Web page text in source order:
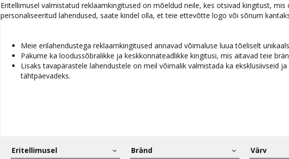
Eritellimusel valmistatud reklaamkingitused on mõeldud neile, kes otsivad kingitust,
personaliseeritud lahendused, saate kindel olla, et teie ettevõtte logo või sõnum
Meie erilahendustega reklaamkingitused annavad võimaluse luua tõeliselt
Pakume ka loodussõbralikke ja keskkonnateadlikke kingitusi, mis aitavad teie
Lisaks tavapärastele lahendustele on meil võimalik valmistada ka eksklusiivseid
tähtpäevadeks.